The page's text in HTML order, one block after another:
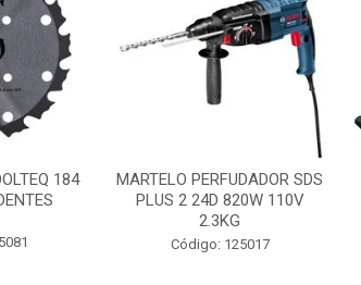
184
MARTELO PERFUDADOR SDS
PLUS 2 24D 820W 110V
2.3KG
Código: 125017